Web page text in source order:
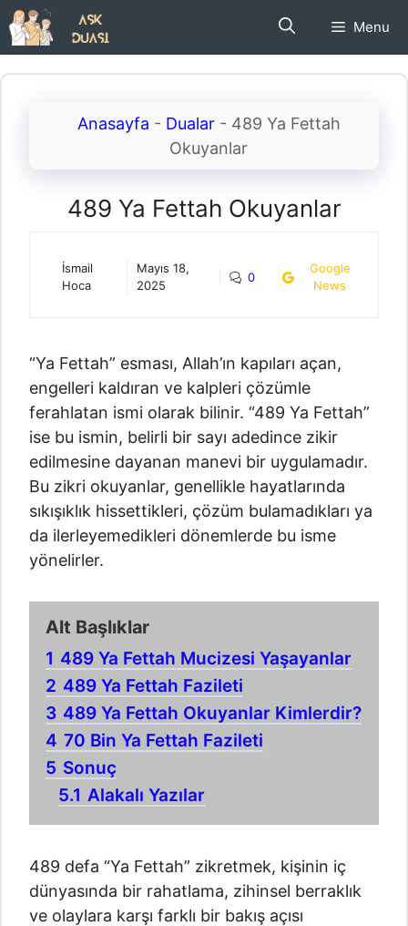
İçeriğe
atla
Menu
Anasayfa - Dualar- 489 Ya Fettah
Okuyanlar
489 Ya Fettah Okuyanlar
İsmail
Hoca
Mayıs 18,
2025
0
Google
News
“Ya Fettah” esması, Allah’ın kapıları açan,
engelleri kaldıran ve kalpleri çözümle
ferahlatan ismi olarak bilinir. “489 Ya Fettah”
ise bu ismin, belirli bir sayı adedince zikir
edilmesine dayanan manevi bir uygulamadır.
Bu zikri okuyanlar, genellikle hayatlarında
sıkışıklık hissettikleri, çözüm bulamadıkları ya
da ilerleyemedikleri dönemlerde bu isme
yönelirler.
Alt Başlıklar
1 489 Ya Fettah Mucizesi Yaşayanlar
2 489 Ya Fettah Fazileti
3 489 Ya Fettah Okuyanlar Kimlerdir?
4 70 Bin Ya Fettah Fazileti
5 Sonuç
5.1 Alakalı Yazılar
489 defa “Ya Fettah” zikretmek, kişinin iç
dünyasında bir rahatlama, zihinsel berraklık
ve olaylara karşı farklı bir bakış açısı